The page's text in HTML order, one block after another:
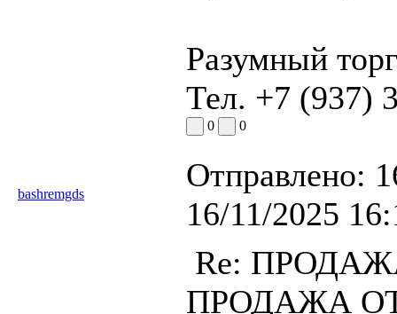
Разумный
Тел. +7 (937)
0 0
bashremgds
Отправлено:
16/11/2025
Re:
ПРОДАЖА